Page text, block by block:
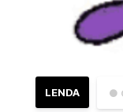
●
LENDA